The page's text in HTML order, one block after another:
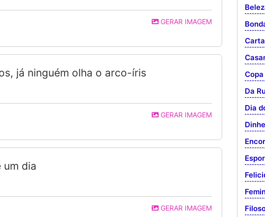
GERAR IMAGEM
já ninguém olha o arco-íris
GERAR IMAGEM
um dia
GERAR IMAGEM
Da
Dia